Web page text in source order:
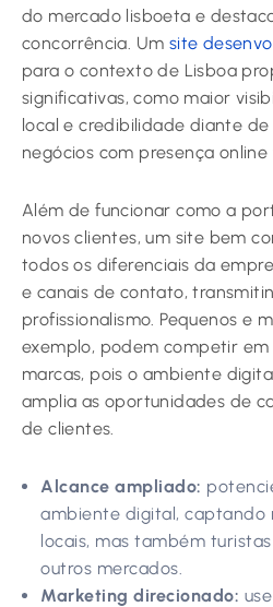
do mercado lisboeta e
concorrência. Um site
para o contexto de Lisboa
significativas, como maior
local e credibilidade diante
negócios com presença
Além de funcionar como a
novos clientes, um site bem
todos os diferenciais da
e canais de contato,
profissionalismo. Pequenos e
exemplo, podem competir
marcas, pois o ambiente
amplia as oportunidades de
de clientes.
Alcance ampliado:
ambiente digital, captando
locais, mas também
outros mercados.
Marketing direcionado: